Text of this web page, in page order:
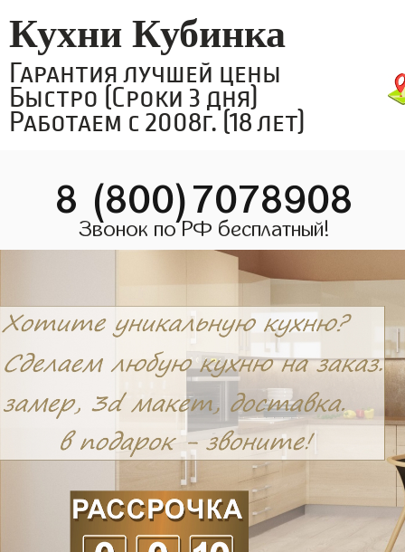
Кухни Кубинка
Гарантия лучшей цены
Быстро (Сроки 3 дня)
Работаем с 2008г. (18 лет)
8 (800)7078908
Звонок по РФ бесплатный!